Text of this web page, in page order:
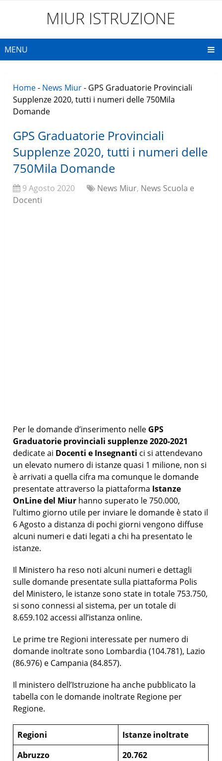
MIUR ISTRUZIONE
MENU
Home- News Miur- GPS Graduatorie Provinciali
Supplenze 2020, tutti i numeri delle 750Mila
Domande
GPS Graduatorie Provinciali
Supplenze 2020, tutti i numeri delle
750Mila Domande
9 Agosto 2020 News Miur, News Scuola e
Docenti
Per le domande d’inserimento nelle GPS
Graduatorie provinciali supplenze 2020-2021
dedicate ai Docenti e Insegnanti ci si attendevano
un elevato numero di istanze quasi 1 milione, non si
è arrivati a quella cifra ma comunque le domande
presentate attraverso la piattaforma Istanze
OnLine del Miur hanno superato le 750.000,
l’ultimo giorno utile per inviare le domande è stato il
6 Agosto a distanza di pochi giorni vengono diffuse
alcuni numeri e dati legati a chi ha presentato le
istanze.
Il Ministero ha reso noti alcuni numeri e dettagli
sulle domande presentate sulla piattaforma Polis
del Ministero, le istanze sono state in totale 753.750,
si sono connessi al sistema, per un totale di
8.659.102 accessi all’istanza online.
Le prime tre Regioni interessate per numero di
domande inoltrate sono Lombardia (104.781), Lazio
(86.976) e Campania (84.857).
Il ministero dell’Istruzione ha anche pubblicato la
tabella con le domande inoltrate Regione per
Regione.
Regioni
Istanze inoltrate
Abruzzo
20.762